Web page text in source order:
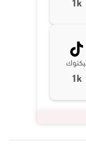
1k